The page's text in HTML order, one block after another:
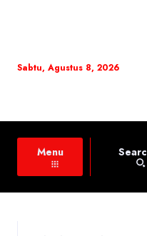
Sabtu, Agustus 8, 2026
Menu